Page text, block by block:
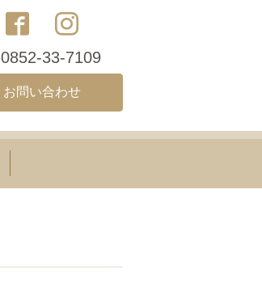
0852-33-7109
お問い合わせ